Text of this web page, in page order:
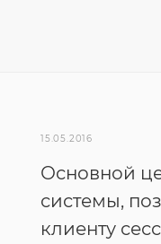
15.05.2016
Основной
системы,
клиенту